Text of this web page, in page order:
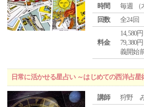
時間
毎週 （
回数
全24回
料金
14,580
79,380
義開始
日常に活かせる星占い ～はじめての西洋占星
講師 狩野